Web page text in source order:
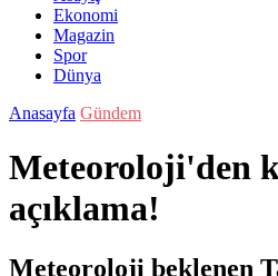
Ekonomi
Magazin
Spor
Dünya
Anasayfa Gündem
Meteoroloji'den
açıklama!
Meteoroloji beklenen